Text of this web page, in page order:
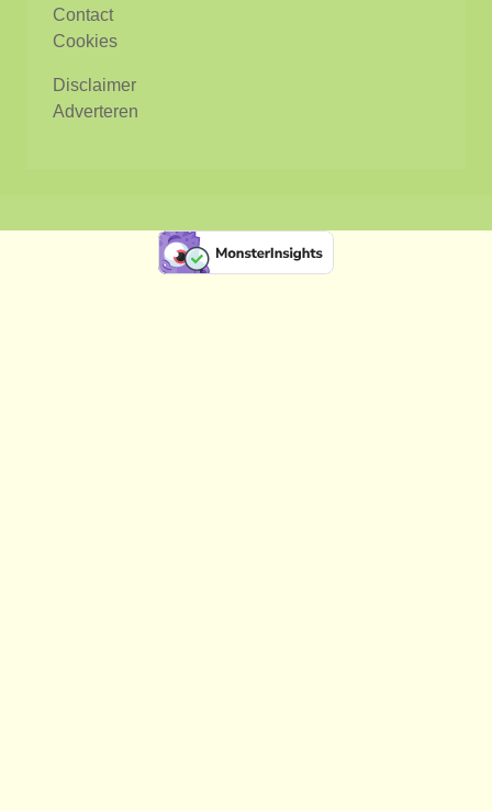
Contact
Cookies
Disclaimer
Adverteren